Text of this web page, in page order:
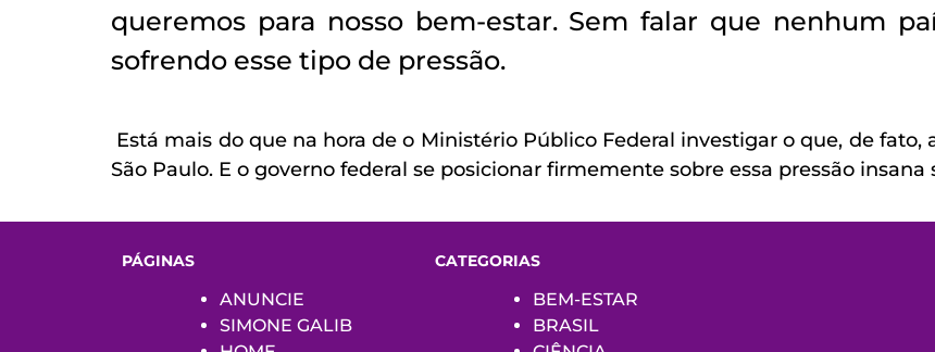
queremos para nosso bem-estar. Sem falar que nenhum
sofrendo esse tipo de pressão.
Está mais do que na hora de o Ministério Público Federal investigar o que, de
São Paulo. E o governo federal se posicionar firmemente sobre essa pressão insana
PÁGINAS
ANUNCIE
SIMONE GALIB
CATEGORIAS
BEM-ESTAR
BRASIL